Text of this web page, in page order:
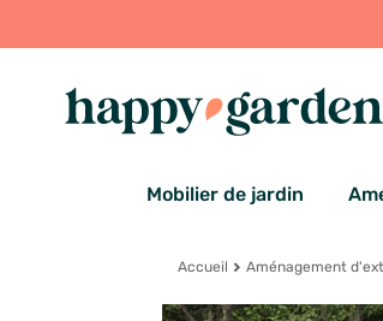
Mobilier de jardin
Accueil Aménagement